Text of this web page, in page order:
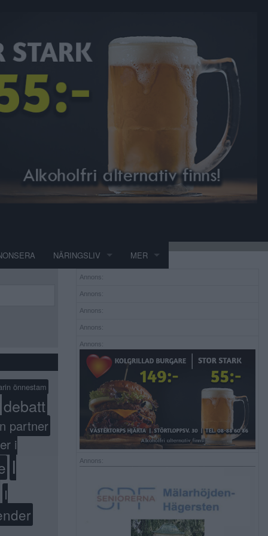
NÄRINGSLIV MER
önnestam
debatt
partner
i
I
I
Annons:
Annons:
Annons:
Annons:
Annons:
Annons: